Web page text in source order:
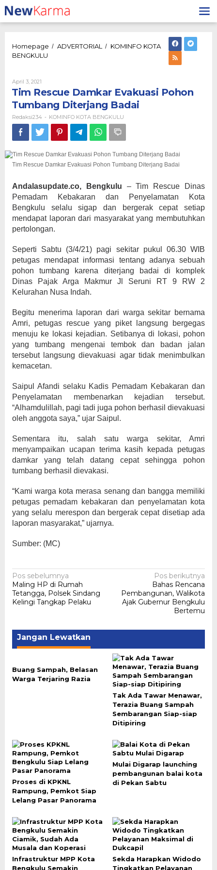
Lewati
ke
konten
Homepage / ADVERTORIAL / KOMINFO KOTA
BENGKULU
Pohon
Diterjang
Badai
April 3, 2021
Tim Rescue Damkar Evakuasi Pohon
Tumbang Diterjang Badai
Redaksi234 - KOMINFO KOTA BENGKULU
Tim Rescue Damkar Evakuasi Pohon Tumbang Diterjang Badai
Andalasupdate.co, Bengkulu – Tim Rescue Dinas
Pemadam Kebakaran dan Penyelamatan Kota
Bengkulu selalu sigap dan bergerak cepat setiap
mendapat laporan dari masyarakat yang membutuhkan
pertolongan.
Seperti Sabtu (3/4/21) pagi sekitar pukul 06.30 WIB
petugas mendapat informasi tentang adanya sebuah
pohon tumbang karena diterjang badai di komplek
Dinas Pajak Arga Makmur Jl Seruni RT 9 RW 2
Kelurahan Nusa Indah.
Begitu menerima laporan dari warga sekitar bernama
Amri, petugas rescue yang piket langsung bergegas
menuju ke lokasi kejadian. Setibanya di lokasi, pohon
yang tumbang mengenai tembok dan badan jalan
tersebut langsung dievakuasi agar tidak menimbulkan
kemacetan.
Saipul Afandi selaku Kadis Pemadam Kebakaran dan
Penyelamatan membenarkan kejadian tersebut.
“Alhamdulillah, pagi tadi juga pohon berhasil dievakuasi
oleh anggota saya,” ujar Saipul.
Sementara itu, salah satu warga sekitar, Amri
menyampaikan ucapan terima kasih kepada petugas
damkar yang telah datang cepat sehingga pohon
tumbang berhasil dievakasi.
“Kami warga kota merasa senang dan bangga memiliki
petugas pemadam kebakaran dan penyelamatan kota
yang selalu merespon dan bergerak cepat disetiap ada
laporan masyarakat,” ujarnya.
Sumber: (MC)
Navigasi
pos
Pos sebelumnya
Maling HP di Rumah
Tetangga, Polsek Sindang
Kelingi Tangkap Pelaku
Pos berikutnya
Bahas Rencana
Pembangunan, Walikota
Ajak Gubernur Bengkulu
Bertemu
Jangan Lewatkan
Buang Sampah, Belasan
Warga Terjaring Razia
Tak Ada Tawar Menawar,
Terazia Buang Sampah
Sembarangan Siap-siap
Ditipiring
Proses di KPKNL
Rampung, Pemkot Siap
Lelang Pasar Panorama
Mulai Digarap launching
pembangunan balai kota
di Pekan Sabtu
Infrastruktur MPP Kota
Bengkulu Semakin
Sekda Harapkan Widodo
Tingkatkan Pelayanan